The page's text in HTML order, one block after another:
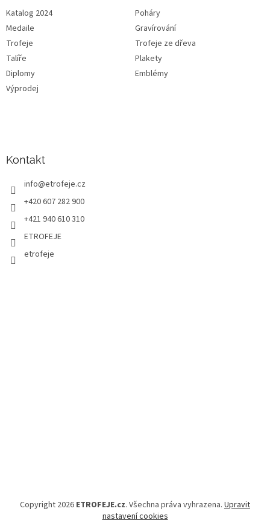
Katalog 2024
Poháry
Medaile
Gravírování
Trofeje
Trofeje ze dřeva
Talíře
Plakety
Diplomy
Emblémy
Výprodej
Kontakt
info@etrofeje.cz
+420 607 282 900
+421 940 610 310
ETROFEJE
etrofeje
Copyright 2026 ETROFEJE.cz. Všechna práva vyhrazena. Upravit
nastavení cookies